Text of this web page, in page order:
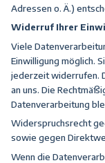
Adressen o. Ä.)
Widerruf Ihrer
Viele
Einwilligung möglich.
jederzeit widerrufen.
an uns. Die
Datenverarbeitung
Widerspruchsrecht
sowie gegen
Wenn die